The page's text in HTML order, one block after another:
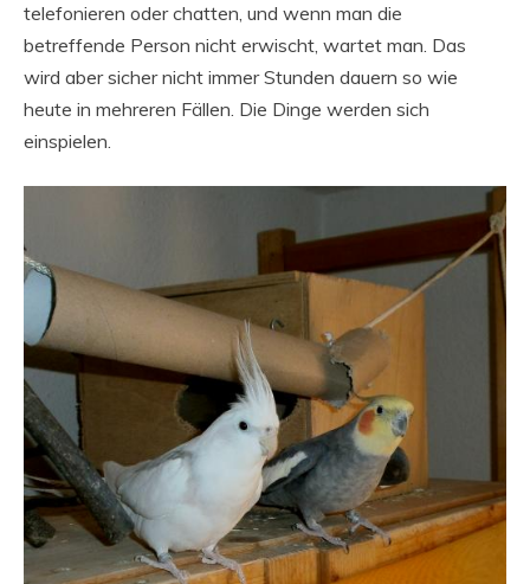
telefonieren oder chatten, und wenn man die
betreffende Person nicht erwischt, wartet man. Das
wird aber sicher nicht immer Stunden dauern so wie
heute in mehreren Fällen. Die Dinge werden sich
einspielen.